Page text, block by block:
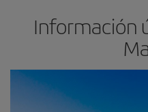
Información